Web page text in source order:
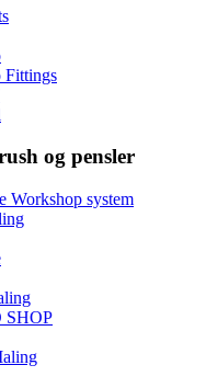
Fittings
og pensler
Workshop system
SHOP